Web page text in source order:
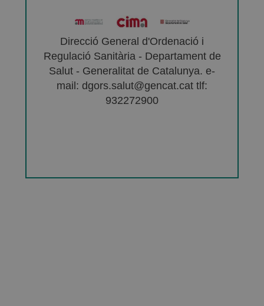
Direcció General d'Ordenació i
Regulació Sanitària - Departament de
Salut - Generalitat de Catalunya. e-
mail: dgors.salut@gencat.cat tlf:
932272900